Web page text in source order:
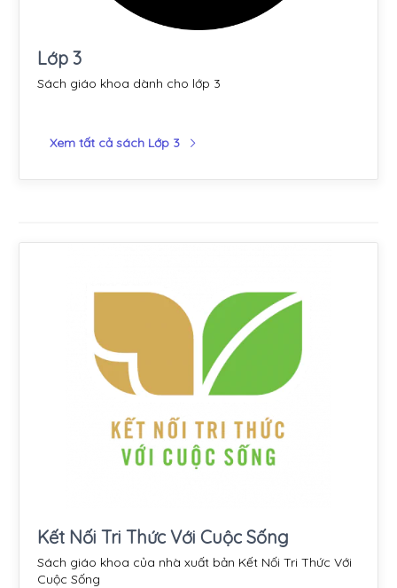
Lớp 3
Sách giáo khoa dành cho lớp 3
Xem tất cả sách Lớp 3
Kết Nối Tri Thức Với Cuộc Sống
Sách giáo khoa của nhà xuất bản Kết Nối Tri Thức Với
Cuộc Sống